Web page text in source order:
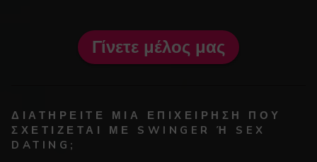
Γίνετε μέλος μας
ΔΙΑΤΗΡΕΊΤΕ ΜΙΑ ΕΠΙΧΕΊΡΗΣΗ ΠΟΥ
ΣΧΕΤΊΖΕΤΑΙ ΜΕ SWINGER Ή SEX D
ATING;